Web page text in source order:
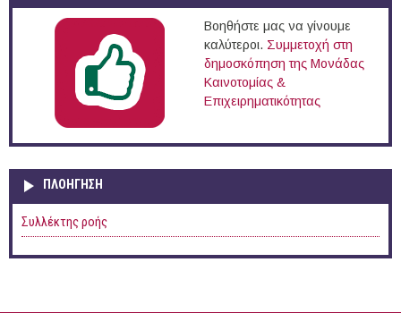
Βοηθήστε μας να γίνουμε
καλύτεροι. Συμμετοχή στη
δημοσκόπηση της Μονάδας
Καινοτομίας &
Επιχειρηματικότητας
ΠΛΟΉΓΗΣΗ
Συλλέκτης ροής